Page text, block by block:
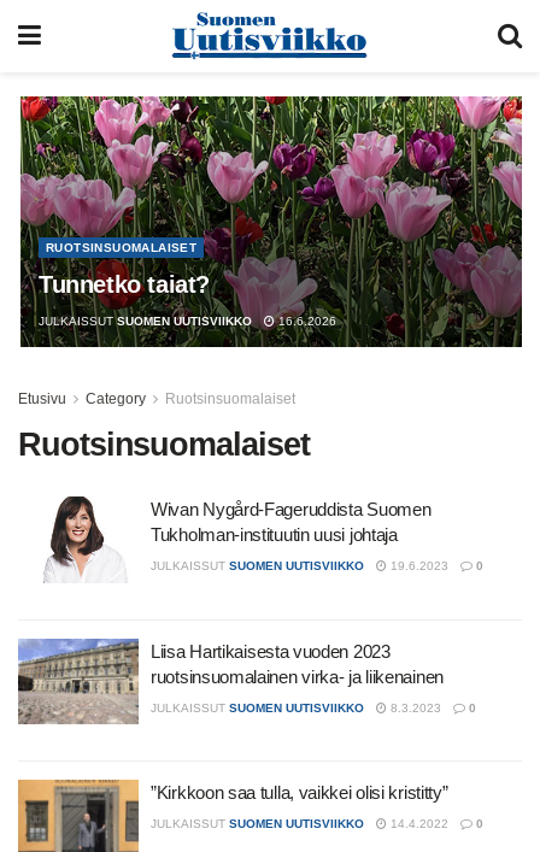
RUOTSINSUOMALAISET
Tunnetko taiat?
JULKAISSUT SUOMEN UUTISVIIKKO 16.6.2026
Etusivu Category Ruotsinsuomalaiset
Ruotsinsuomalaiset
Wivan Nygård-Fageruddista Suomen
Tukholman-instituutin uusi johtaja
JULKAISSUT SUOMEN UUTISVIIKKO 19.6.2023 0
Liisa Hartikaisesta vuoden 2023
ruotsinsuomalainen virka- ja liikenainen
JULKAISSUT SUOMEN UUTISVIIKKO 8.3.2023 0
”Kirkkoon saa tulla, vaikkei olisi kristitty”
JULKAISSUT SUOMEN UUTISVIIKKO 14.4.2022 0